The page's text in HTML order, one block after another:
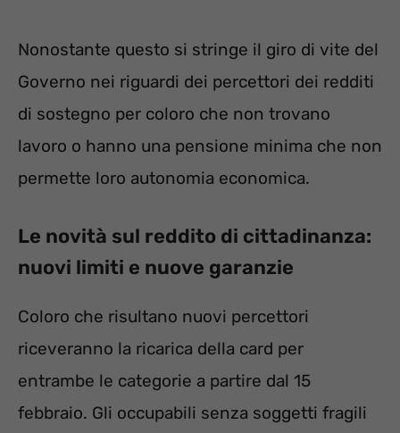
Nonostante questo si stringe il giro di vite del
Governo nei riguardi dei percettori dei redditi
di sostegno per coloro che non trovano
lavoro o hanno una pensione minima che non
permette loro autonomia economica.
Le novità sul reddito di cittadinanza:
nuovi limiti e nuove garanzie
Coloro che risultano nuovi percettori
riceveranno la ricarica della card per
entrambe le categorie a partire dal 15
febbraio. Gli occupabili senza soggetti fragili